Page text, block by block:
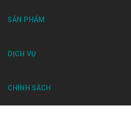
SẢN PHẨM
DỊCH VỤ
CHÍNH SÁCH